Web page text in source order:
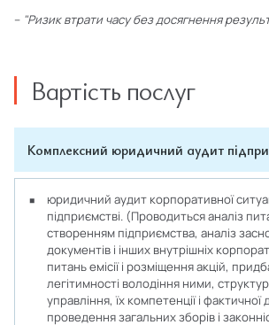
– "Ризик втрати часу без досягнення
Вартість послуг
Комплексний юридичний аудит
юридичний аудит корпоративної
підприємстві. (Проводиться аналіз
створенням підприємства, аналіз
документів і інших внутрішніх
питань емісії і розміщення акцій,
легітимності володіння ними,
управління, їх компетенції і фактичної
проведення загальних зборів і